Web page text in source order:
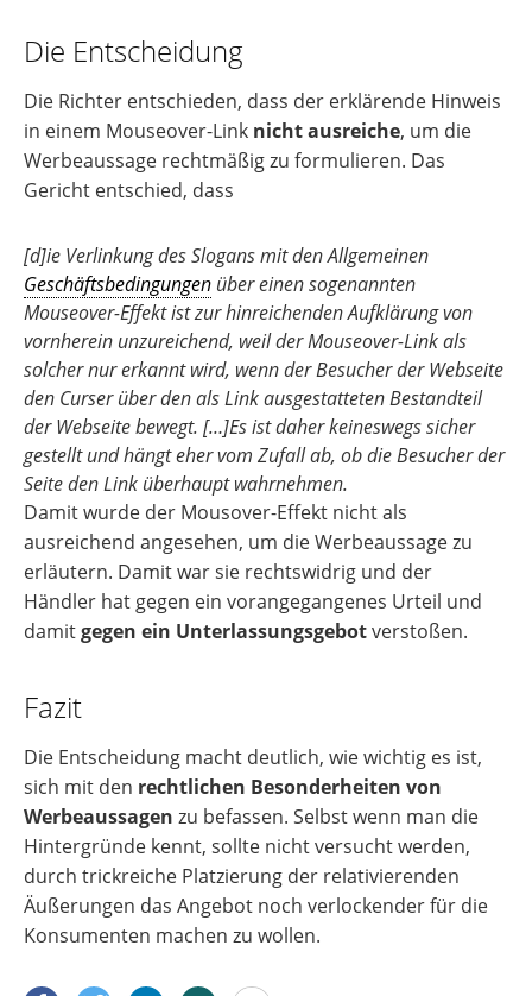
Die Entscheidung
Die Richter entschieden, dass der erklärende Hinweis
in einem Mouseover-Link nicht ausreiche, um die
Werbeaussage rechtmäßig zu formulieren. Das
Gericht entschied, dass
[d]ie Verlinkung des Slogans mit den Allgemeinen
Geschäftsbedingungen über einen sogenannten
Mouseover-Effekt ist zur hinreichenden Aufklärung von
vornherein unzureichend, weil der Mouseover-Link als
solcher nur erkannt wird, wenn der Besucher der Webseite
den Curser über den als Link ausgestatteten Bestandteil
der Webseite bewegt. […]Es ist daher keineswegs sicher
gestellt und hängt eher vom Zufall ab, ob die Besucher der
Seite den Link überhaupt wahrnehmen.
Damit wurde der Mousover-Effekt nicht als
ausreichend angesehen, um die Werbeaussage zu
erläutern. Damit war sie rechtswidrig und der
Händler hat gegen ein vorangegangenes Urteil und
damitgegen ein Unterlassungsgebotverstoßen.
Fazit
Die Entscheidung macht deutlich, wie wichtig es ist,
sich mit den rechtlichen Besonderheiten von
Werbeaussagen zu befassen. Selbst wenn man die
Hintergründe kennt, sollte nicht versucht werden,
durch trickreiche Platzierung der relativierenden
Äußerungen das Angebot noch verlockender für die
Konsumenten machen zu wollen.